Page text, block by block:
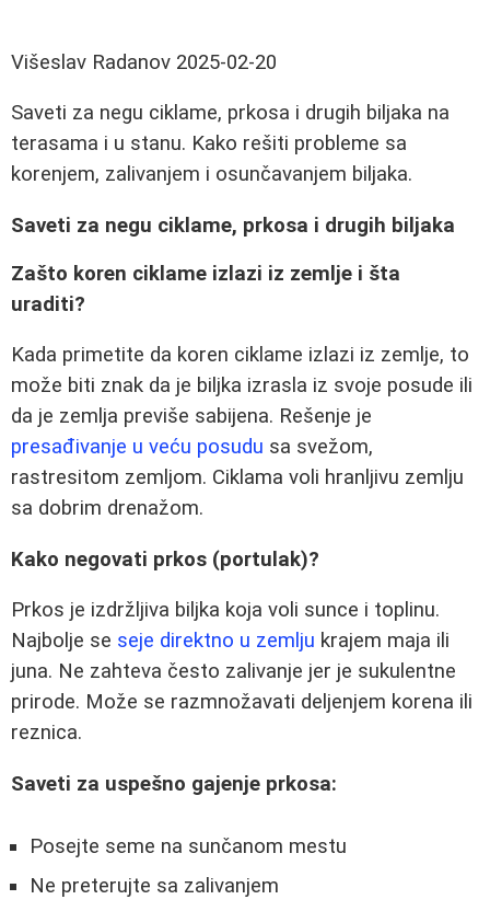
Višeslav Radanov 2025-02-20
Saveti za negu ciklame, prkosa i drugih biljaka na
terasama i u stanu. Kako rešiti probleme sa
korenjem, zalivanjem i osunčavanjem biljaka.
Saveti za negu ciklame, prkosa i drugih biljaka
Zašto koren ciklame izlazi iz zemlje i šta
uraditi?
Kada primetite da koren ciklame izlazi iz zemlje, to
može biti znak da je biljka izrasla iz svoje posude ili
da je zemlja previše sabijena. Rešenje je
presađivanje u veću posudu sa svežom,
rastresitom zemljom. Ciklama voli hranljivu zemlju
sa dobrim drenažom.
Kako negovati prkos (portulak)?
Prkos je izdržljiva biljka koja voli sunce i toplinu.
Najbolje se seje direktno u zemlju krajem maja ili
juna. Ne zahteva često zalivanje jer je sukulentne
prirode. Može se razmnožavati deljenjem korena ili
reznica.
Saveti za uspešno gajenje prkosa:
Posejte seme na sunčanom mestu
Ne preterujte sa zalivanjem